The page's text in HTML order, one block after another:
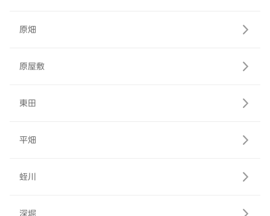
原畑
原屋敷
東田
平畑
蛭川